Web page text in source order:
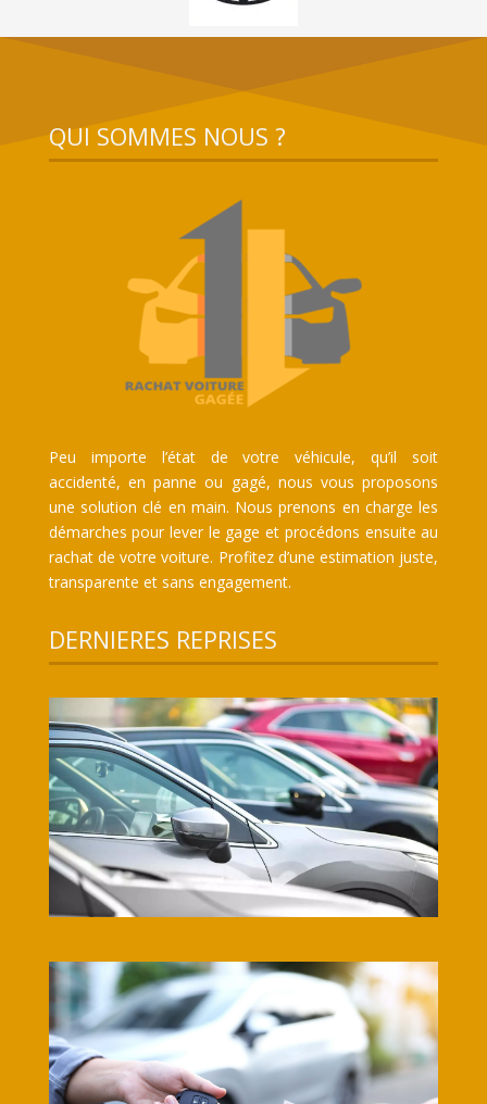
QUI SOMMES NOUS ?
Peu importe l’état de votre véhicule, qu’il soit
accidenté, en panne ou gagé, nous vous proposons
une solution clé en main. Nous prenons en charge les
démarches pour lever le gage et procédons ensuite au
rachat de votre voiture. Profitez d’une estimation juste,
transparente et sans engagement.
DERNIERES REPRISES